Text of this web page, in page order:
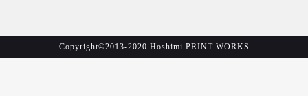
Copyright©2013-2020 Hoshimi PRINT WORKS